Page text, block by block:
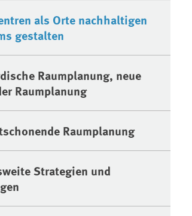
als Orte nachhaltigen
gestalten
Raumplanung, neue
Raumplanung
Raumplanung
Strategien und